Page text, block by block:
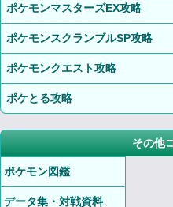
ポケモンマスターズEX攻略
ポケモンスクランブルSP攻略
ポケモンクエスト攻略
ポケとる攻略
その他
ポケモン図鑑
データ集・対戦資料